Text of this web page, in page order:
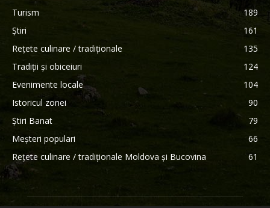
Turism
189
Știri
161
Rețete culinare / tradiționale
135
Tradiții și obiceiuri
124
Evenimente locale
104
Istoricul zonei
90
Știri Banat
79
Meșteri populari
66
Rețete culinare / tradiționale Moldova și Bucovina
61